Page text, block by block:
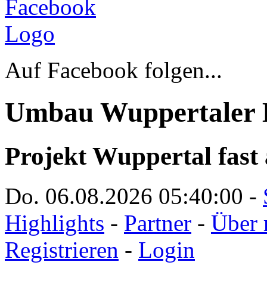
Auf Facebook folgen...
Umbau Wuppertaler
Projekt Wuppertal fast
Do. 06.08.2026 05:40:00 -
Highlights - Partner - Über
Registrieren - Login